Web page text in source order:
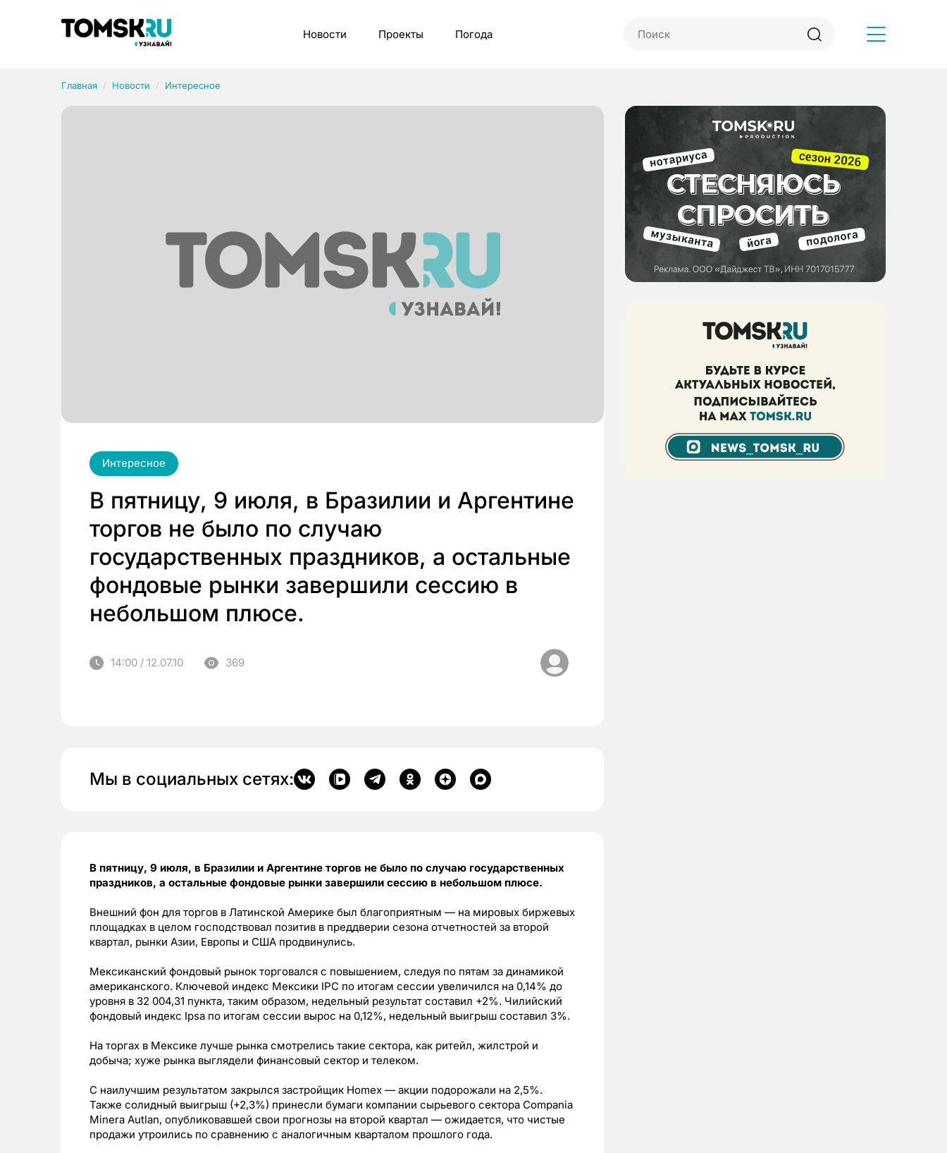
Новости Проекты Погода
Главная Новости Интересное
Интересное
В пятницу, 9 июля, в Бразилии и Аргентине
торгов не было по случаю
государственных праздников, а остальные
фондовые рынки завершили сессию в
небольшом плюсе.
14:00 / 12.07.10 369
Мы в социальных сетях:
В пятницу, 9 июля, в Бразилии и Аргентине торгов не было по случаю государственных
праздников, а остальные фондовые рынки завершили сессию в небольшом плюсе.
Внешний фон для торгов в Латинской Америке был благоприятным — на мировых биржевых
площадках в целом господствовал позитив в преддверии сезона отчетностей за второй
квартал, рынки Азии, Европы и США продвинулись.
Мексиканский фондовый рынок торговался с повышением, следуя по пятам за динамикой
американского. Ключевой индекс Мексики IPC по итогам сессии увеличился на 0,14% до
уровня в 32 004,31 пункта, таким образом, недельный результат составил +2%. Чилийский
фондовый индекс Ipsa по итогам сессии вырос на 0,12%, недельный выигрыш составил 3%.
На торгах в Мексике лучше рынка смотрелись такие сектора, как ритейл, жилстрой и
добыча; хуже рынка выглядели финансовый сектор и телеком.
С наилучшим результатом закрылся застройщик Homex — акции подорожали на 2,5%.
Также солидный выигрыш (+2,3%) принесли бумаги компании сырьевого сектора Compania
Minera Autlan, опубликовавшей свои прогнозы на второй квартал — ожидается, что чистые
продажи утроились по сравнению с аналогичным кварталом прошлого года.
Рубрики